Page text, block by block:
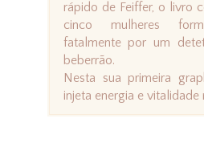
rápido de Feiffer, o livro
cinco mulheres
fatalmente por um
beberrão.
Nesta sua primeira
injeta energia e vitalidade